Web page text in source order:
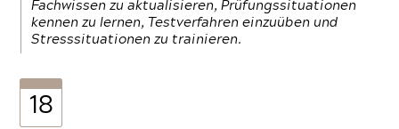
Fachwissen zu aktualisieren, Prüfungssituationen
kennen zu lernen, Testverfahren einzuüben und
Stresssituationen zu trainieren.
18